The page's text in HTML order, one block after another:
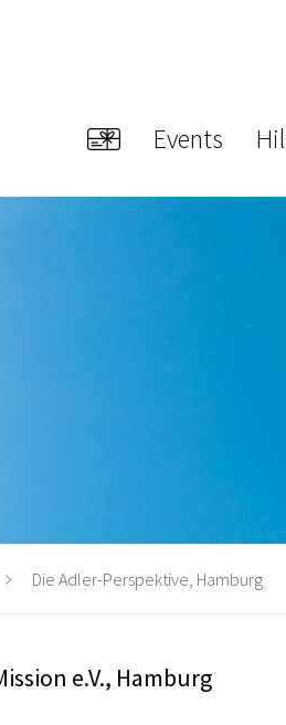
Events
Die Adler-Perspektive, Hamburg
e.V., Hamburg